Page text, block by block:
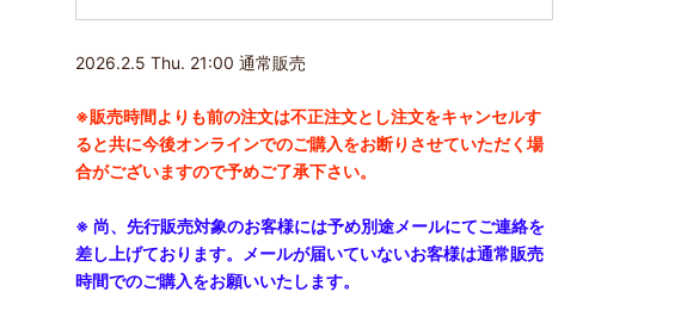
2026.2.5 Thu. 21:00 通常販売
※販売時間よりも前の注文は不正注文とし注文をキャンセルす
ると共に今後オンラインでのご購入をお断りさせていただく場
合がございますので予めご了承下さい。
※ 尚、先行販売対象のお客様には予め別途メールにてご連絡を
差し上げております。メールが届いていないお客様は通常販売
時間でのご購入をお願いいたします。